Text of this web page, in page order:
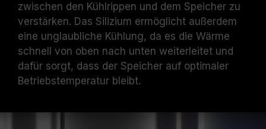
zwischen den Kühlrippen und dem Speicher zu
verstärken. Das Silizium ermöglicht außerdem
eine unglaubliche Kühlung, da es die Wärme
schnell von oben nach unten weiterleitet und
dafür sorgt, dass der Speicher auf optimaler
Betriebstemperatur bleibt.